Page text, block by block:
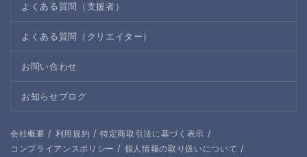
よくある質問（支援者）
よくある質問（クリエイター）
お問い合わせ
お知らせブログ
会社概要 / 利用規約 / 特定商取引法に基づく表示 /
コンプライアンスポリシー / 個人情報の取り扱いについて /